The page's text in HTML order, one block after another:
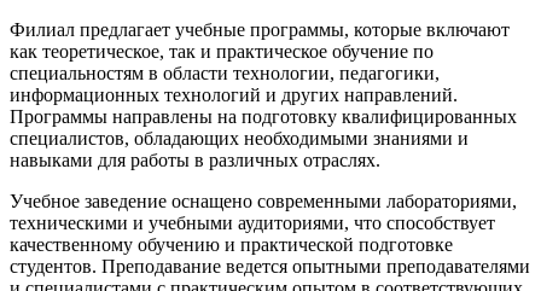
Филиал предлагает учебные программы, которые включают
как теоретическое, так и практическое обучение по
специальностям в области технологии, педагогики,
информационных технологий и других направлений.
Программы направлены на подготовку квалифицированных
специалистов, обладающих необходимыми знаниями и
навыками для работы в различных отраслях.
Учебное заведение оснащено современными лабораториями,
техническими и учебными аудиториями, что способствует
качественному обучению и практической подготовке
студентов. Преподавание ведется опытными преподавателями